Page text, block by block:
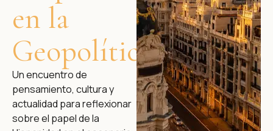
en la
Geopolítica
Un encuentro de
pensamiento, cultura y
actualidad para reflexionar
sobre el papel de la